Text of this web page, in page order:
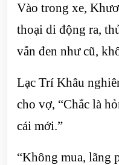
Vào trong xe,
thoại di động ra,
vẫn đen như cũ,
Lạc Trí Khâu
cho vợ, “Chắc là
cái mới.”
“Không mua, lãng